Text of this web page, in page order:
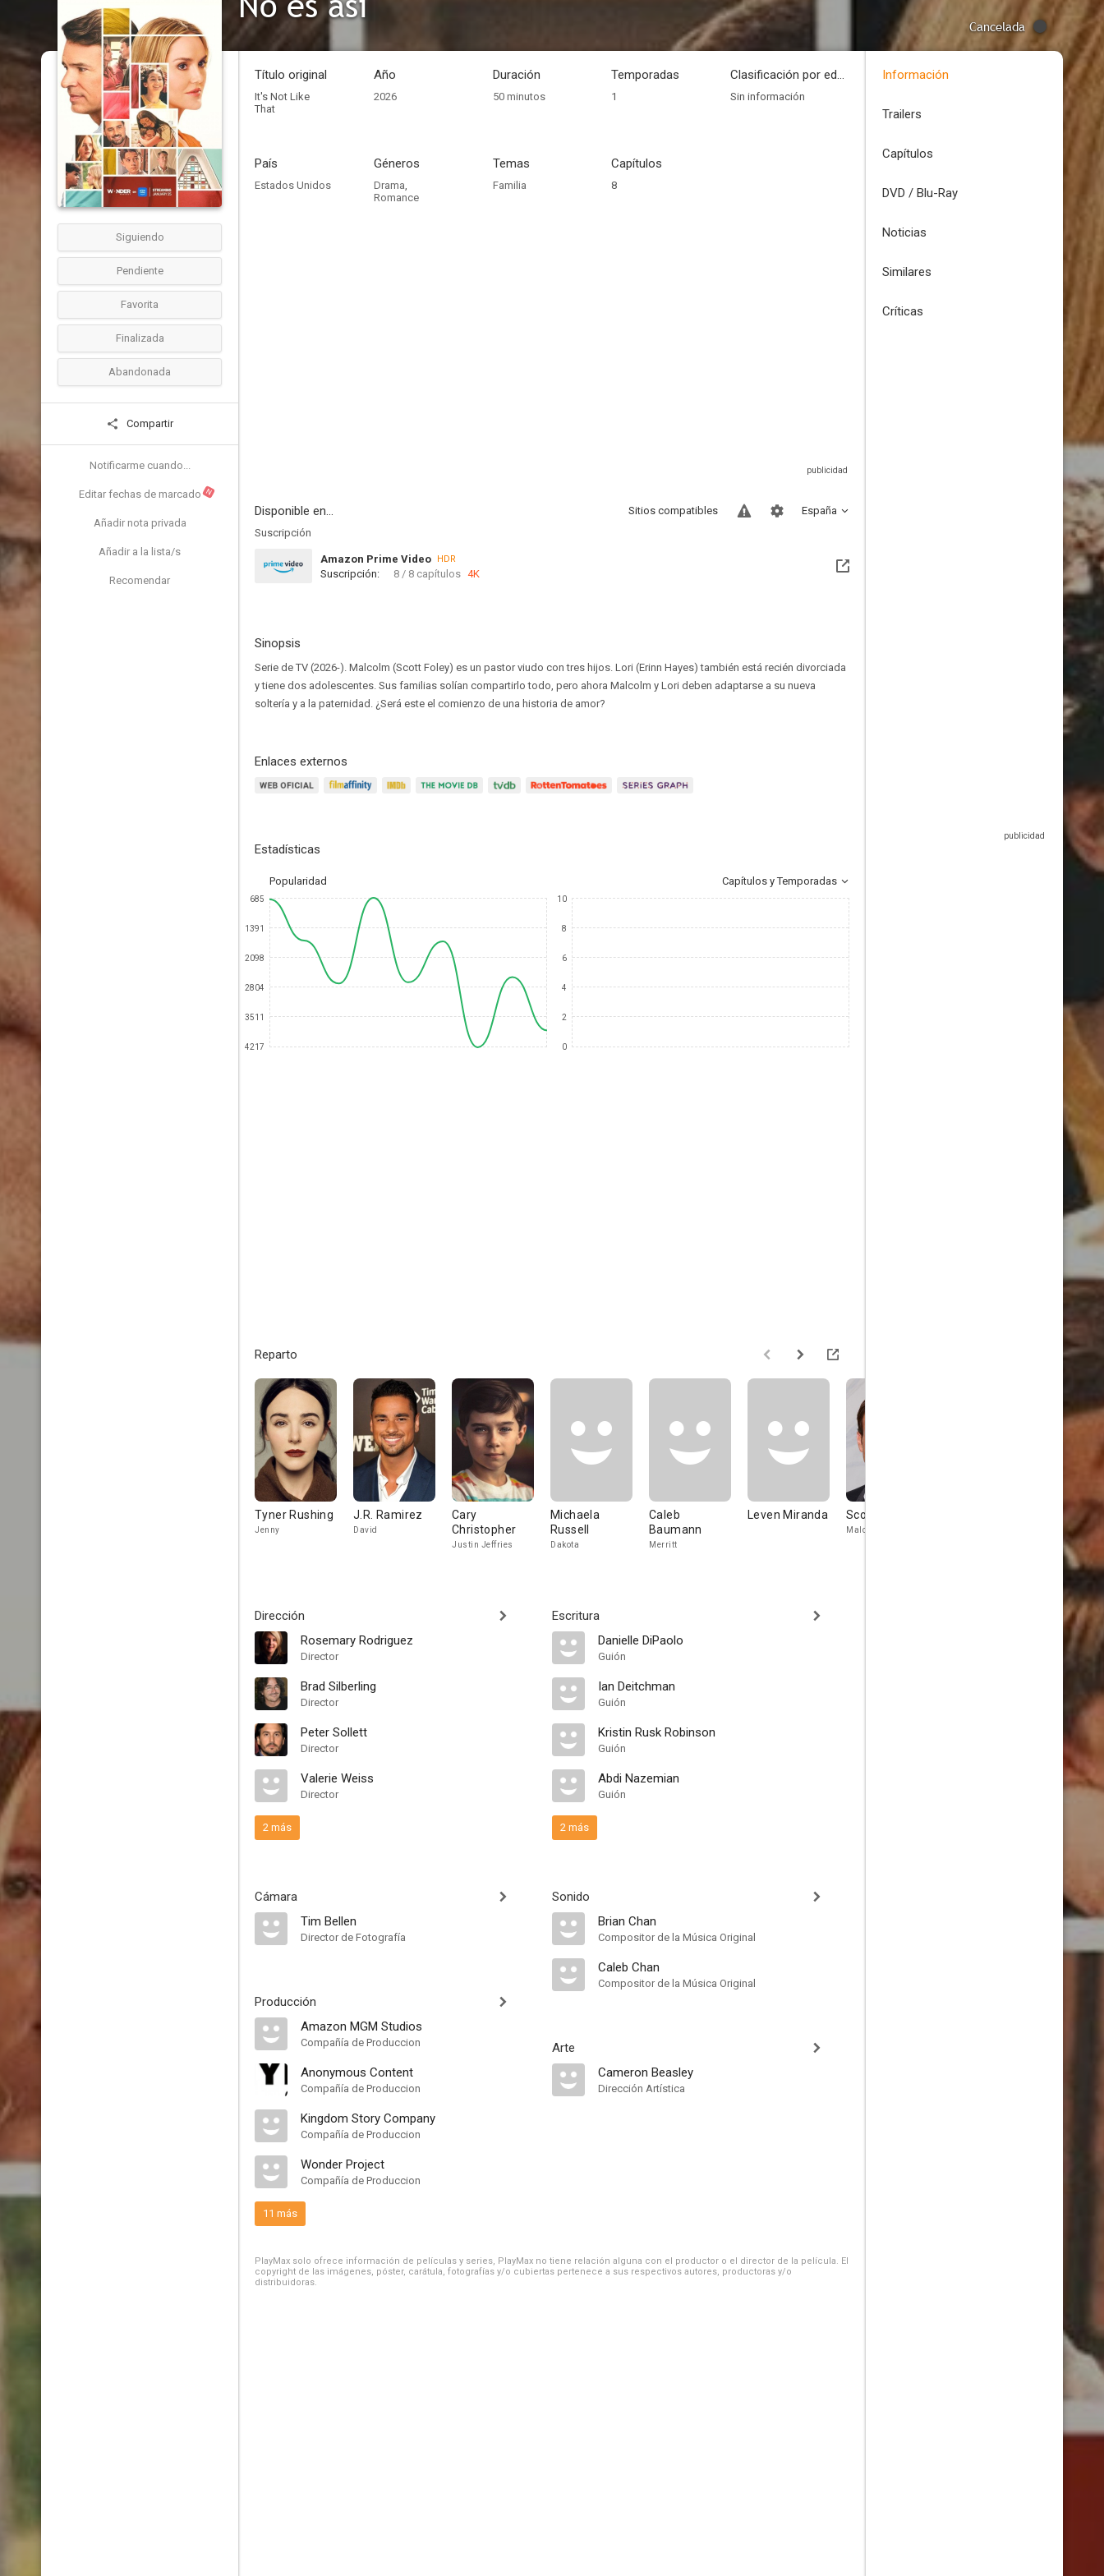
Cancelada
Siguiendo
Pendiente
Favorita
Finalizada
Abandonada
Compartir
Notificarme cuando...
Editar fechas de marcado N
Añadir nota privada
Añadir a la lista/s
Recomendar
Título original
It's Not Like
That
Año
2026
Duración
50 minutos
Temporadas
1
Clasificación por edades
Sin información
País
Estados Unidos
Géneros
Drama,
Romance
Temas
Familia
Capítulos
8
Disponible en... España
Sitios compatibles
Suscripción
Amazon Prime Video HDR
Suscripción: 8 / 8 capítulos 4K
Sinopsis
Serie de TV (2026-). Malcolm (Scott Foley) es un pastor viudo con tres hijos. Lori (Erinn Hayes) también está recién divorciada
y tiene dos adolescentes. Sus familias solían compartirlo todo, pero ahora Malcolm y Lori deben adaptarse a su nueva
soltería y a la paternidad. ¿Será este el comienzo de una historia de amor?
Enlaces externos
Estadísticas
Popularidad Capítulos y Temporadas
685
1391
2098
2804
3511
4217
10
8
6
4
2
0
Reparto
Tyner Rushing
Jenny
J.R. Ramirez
David
Cary
Christopher
Justin Jeffries
Michaela
Russell
Dakota
Caleb
Baumann
Merritt
Leven Miranda Scott Foley
Malcolm
Erinn
Dirección
Rosemary Rodriguez
Director
Brad Silberling
Director
Peter Sollett
Director
Valerie Weiss
Director
2 más
Cámara
Tim Bellen
Director de Fotografía
Producción
Amazon MGM Studios
Compañía de Produccion
Anonymous Content
Compañía de Produccion
Kingdom Story Company
Compañía de Produccion
Wonder Project
Compañía de Produccion
11 más
Escritura
Danielle DiPaolo
Guión
Ian Deitchman
Guión
Kristin Rusk Robinson
Guión
Abdi Nazemian
Guión
2 más
Sonido
Brian Chan
Compositor de la Música Original
Caleb Chan
Compositor de la Música Original
Arte
Cameron Beasley
Dirección Artística
PlayMax solo ofrece información de películas y series, PlayMax no tiene relación alguna con el productor o el director de la película. El
copyright de las imágenes, póster, carátula, fotografías y/o cubiertas pertenece a sus respectivos autores, productoras y/o
distribuidoras.
Información
Trailers
Capítulos
DVD / Blu-Ray
Noticias
Similares
Críticas